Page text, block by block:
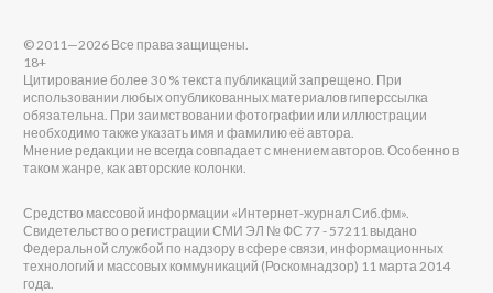
© 2011—2026 Все права защищены.
18+
Цитирование более 30 % текста публикаций запрещено. При
использовании любых опубликованных материалов гиперссылка
обязательна. При заимствовании фотографии или иллюстрации
необходимо также указать имя и фамилию её автора.
Мнение редакции не всегда совпадает с мнением авторов. Особенно в
таком жанре, как авторские колонки.
Средство массовой информации «Интернет-журнал Сиб.фм».
Свидетельство о регистрации СМИ ЭЛ № ФС 77 - 57211 выдано
Федеральной службой по надзору в сфере связи, информационных
технологий и массовых коммуникаций (Роскомнадзор) 11 марта 2014
года.